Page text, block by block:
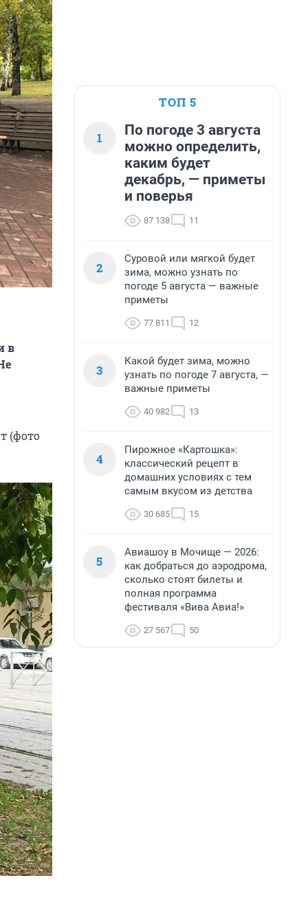
в
е
(фото
ТОП 5
1
По погоде 3 августа
можно определить,
каким будет
декабрь, — приметы
и поверья
87 138 11
2
Суровой или мягкой будет
зима, можно узнать по
погоде 5 августа — важные
приметы
77 811 12
3
Какой будет зима, можно
узнать по погоде 7 августа, —
важные приметы
40 982 13
4
Пирожное «Картошка»:
классический рецепт в
домашних условиях с тем
самым вкусом из детства
30 685 15
5
Авиашоу в Мочище — 2026:
как добраться до аэродрома,
сколько стоят билеты и
полная программа
фестиваля «Вива Авиа!»
27 567 50